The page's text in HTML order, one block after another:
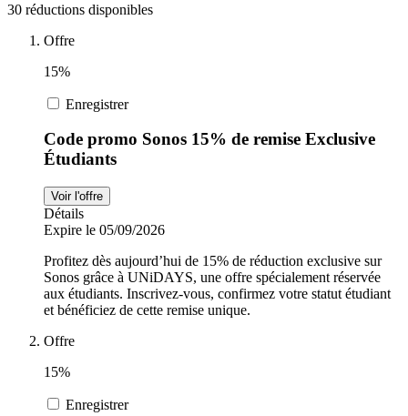
Voitures et
motocyclettes
30 réductions disponibles
Offre
15%
Enregistrer
Code promo Sonos 15% de remise Exclusive
Étudiants
Voir l'offre
Détails
Expire le 05/09/2026
Profitez dès aujourd’hui de 15% de réduction exclusive sur
Sonos grâce à UNiDAYS, une offre spécialement réservée
aux étudiants. Inscrivez-vous, confirmez votre statut étudiant
et bénéficiez de cette remise unique.
Offre
15%
Enregistrer